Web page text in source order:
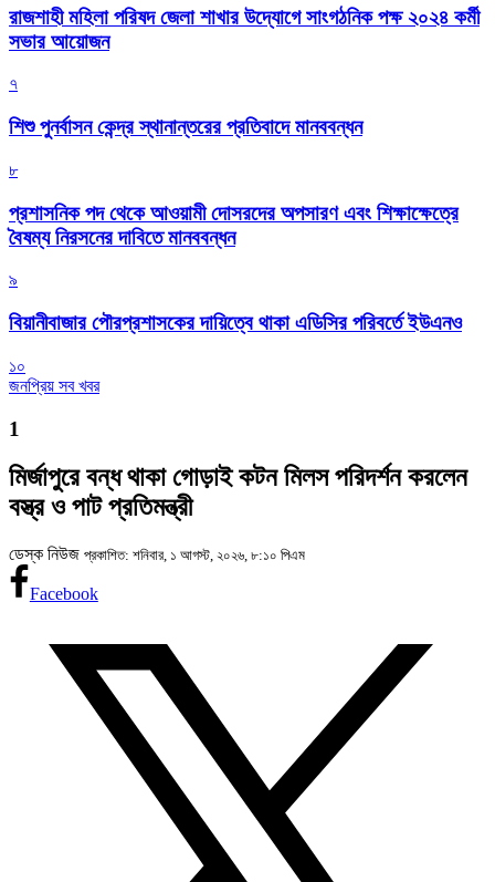
রাজশাহী মহিলা পরিষদ জেলা শাখার উদ্যোগে সাংগঠনিক পক্ষ ২০২৪ কর্মী
সভার আয়োজন
৭
শিশু পুনর্বাসন কেন্দ্র স্থানান্তরের প্রতিবাদে মানববন্ধন
৮
প্রশাসনিক পদ থেকে আওয়ামী দোসরদের অপসারণ এবং শিক্ষাক্ষেত্রে
বৈষম্য নিরসনের দাবিতে মানববন্ধন
৯
বিয়ানীবাজার পৌরপ্রশাসকের দায়িত্বে থাকা এডিসির পরিবর্তে ইউএনও
১০
জনপ্রিয় সব খবর
1
মির্জাপুরে বন্ধ থাকা গোড়াই কটন মিলস পরিদর্শন করলেন
বস্ত্র ও পাট প্রতিমন্ত্রী
ডেস্ক নিউজ প্রকাশিত: শনিবার, ১ আগস্ট, ২০২৬, ৮:১০ পিএম
Facebook